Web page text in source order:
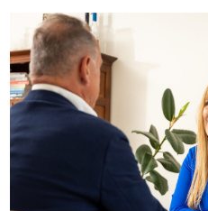
Leslie
Alkmaar
072-
Plan